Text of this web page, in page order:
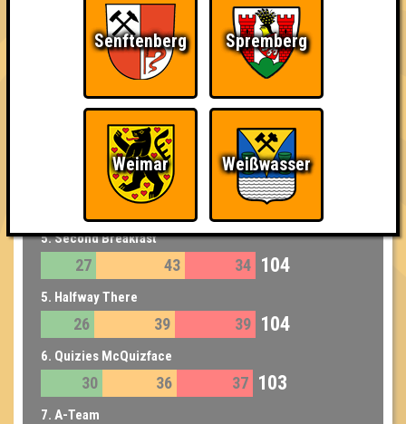
35
42 41 118
2. Feine Sahne Quizfilet
3. Sandy und die Garfunkels
42 38 111
4. 60 Jahre Aale-Dieter
37 107
5. Second Breakfast
27 43 34 104
5. Halfway There
26 39 39 104
6. Quizies McQuizface
30 36 37 103
7. A-Team
Senftenberg Spremberg
Weimar Weißwasser